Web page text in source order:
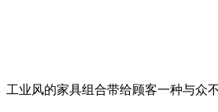
工业风的家具组合带给顾客一种与众